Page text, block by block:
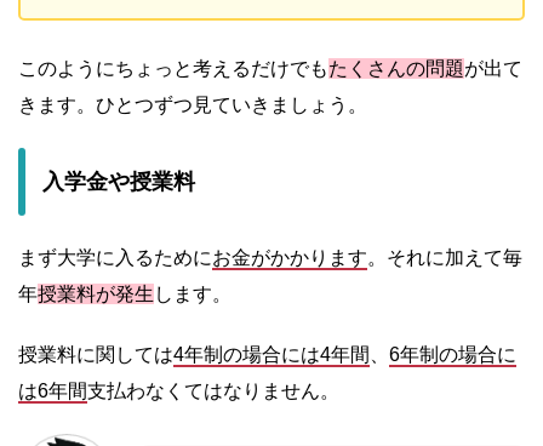
このようにちょっと考えるだけでもたくさんの問題が出て
きます。ひとつずつ見ていきましょう。
入学金や授業料
まず大学に入るためにお金がかかります。それに加えて毎
年授業料が発生 します。
授業料に関しては4年制の場合には4年間
6年制の場合に
は6年間支払わなくてはなりません。